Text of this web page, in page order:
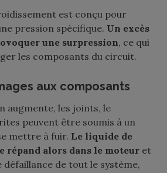
est conçu pour
pression spécifique. Un excès
une surpression, ce qui
les composants du circuit.
aux composants
augmente, les joints, le
peuvent être soumis à un
mettre à fuir. Le liquide de
répand alors dans le moteur et
de tout le système,